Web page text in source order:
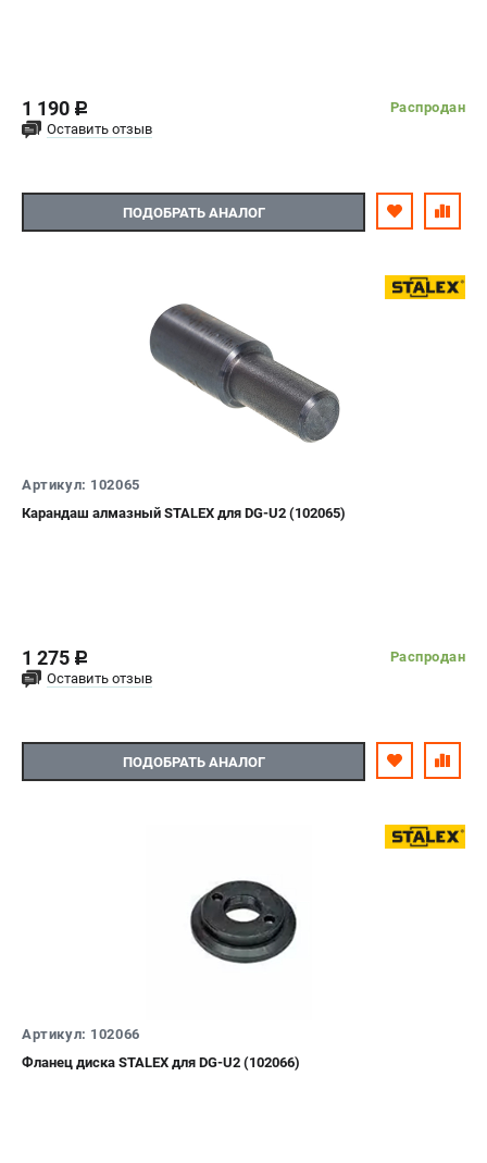
1 190 c
Распродан
Оставить отзыв
ПОДОБРАТЬ АНАЛОГ
Артикул: 102065
Карандаш алмазный STALEX для DG-U2 (102065)
1 275 c
Распродан
Оставить отзыв
ПОДОБРАТЬ АНАЛОГ
Артикул: 102066
Фланец диска STALEX для DG-U2 (102066)